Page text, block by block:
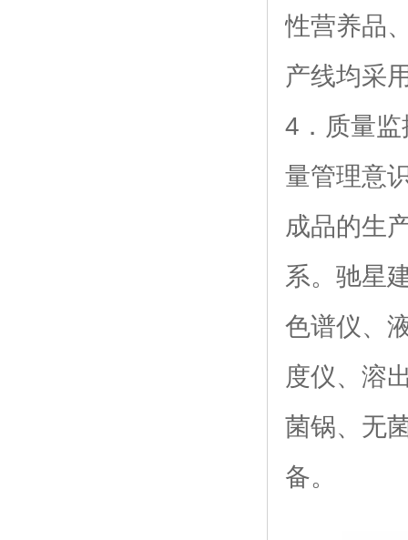
性营养品
产线均采
4．质量
量管理意
成品的生
系。驰星
色谱仪、
度仪、溶
菌锅、无
备。